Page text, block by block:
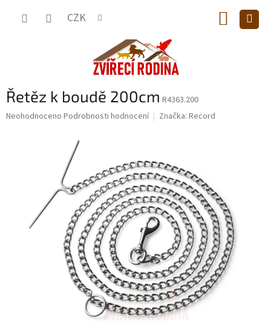
CZK
KOŠÍK
Řetěz k boudě 200cm R4363.200
Průměrné
Neohodnoceno Podrobnosti hodnocení Značka: Record